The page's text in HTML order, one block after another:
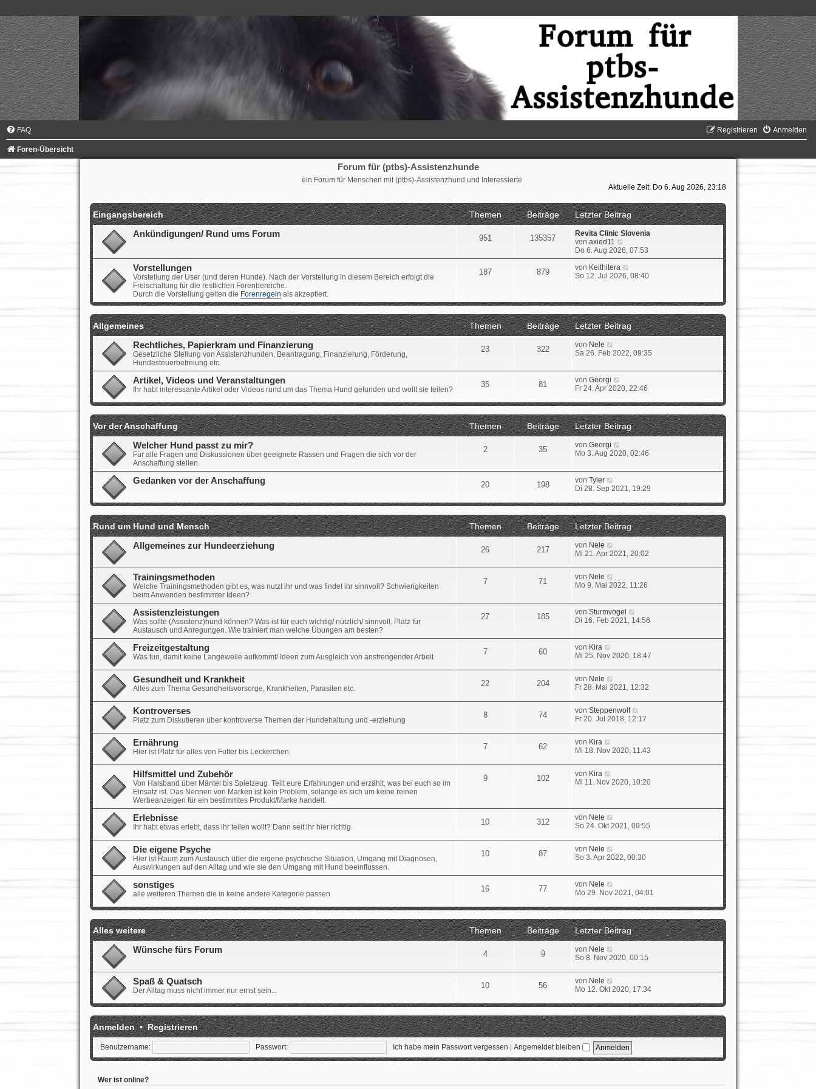
FAQ Anmelden
Registrieren
Foren-Übersicht
Forum für (ptbs)-Assistenzhunde
ein Forum für Menschen mit (ptbs)-Assistenzhund und Interessierte
Aktuelle Zeit: Do 6. Aug 2026, 23:18
Eingangsbereich Themen Beiträge
Letzter Beitrag
Ankündigungen/ Rund ums Forum
951 135357
Revita Clinic Slovenia
vonaxied11
e
u
e
s
r
e
i
t
a
Do 6. Aug 2026, 07:53
Vorstellungen
Vorstellung der User (und deren Hunde). Nach der Vorstellung in diesem Bereich erfolgt die
Freischaltung für die restlichen Forenbereiche.
Durch die Vorstellung gelten die Forenregeln als akzeptiert.
187 879 von Keithitera
e
s
e
r
B
r
g
So 12. Jul 2026, 08:40
Allgemeines Themen Beiträge
Letzter Beitrag
Rechtliches, Papierkram und Finanzierung
Gesetzliche Stellung von Assistenzhunden, Beantragung, Finanzierung, Förderung,
Hundesteuerbefreiung etc.
23 322 von Nele
e
e
s
t
r
e
i
t
r
a
Sa 26. Feb 2022, 09:35
Artikel, Videos und Veranstaltungen
Ihr habt interessante Artikel oder Videos rund um das Thema Hund gefunden und wollt sie teilen?
35 81 vonGeorgi
e
e
s
t
e
r
e
t
a
Fr 24. Apr 2020, 22:46
Vor der Anschaffung Themen Beiträge
Letzter Beitrag
Welcher Hund passt zu mir?
Für alle Fragen und Diskussionen über geeignete Rassen und Fragen die sich vor der
Anschaffung stellen.
2 35 vonGeorgi
e
e
t
r
e
i
t
a
Mo 3. Aug 2020, 02:46
Gedanken vor der Anschaffung 20 198 vonTyler
e
e
s
t
e
r
e
r
a
Di 28. Sep 2021, 19:29
Rund um Hund und Mensch Themen Beiträge
Letzter Beitrag
Allgemeines zur Hundeerziehung
26 217 von Nele
e
e
t
r
B
e
t
a
Mi 21. Apr 2021, 20:02
Trainingsmethoden
Welche Trainingsmethoden gibt es, was nutzt ihr und was findet ihr sinnvoll? Schwierigkeiten
beim Anwenden bestimmter Ideen?
7 71 von Nele
e
e
s
t
e
i
t
a
Mo 9. Mai 2022, 11:26
Assistenzleistungen
Was sollte (Assistenz)hund können? Was ist für euch wichtig/ nützlich/ sinnvoll. Platz für
Austausch und Anregungen. Wie trainiert man welche Übungen am besten?
27 185 vonSturmvogel
e
e
t
r
e
t
r
a
Di 16. Feb 2021, 14:56
Freizeitgestaltung
Was tun, damit keine Langeweile aufkommt/ Ideen zum Ausgleich von anstrengender Arbeit
7 60 von Kira
e
e
s
t
B
e
i
r
g
Mi 25. Nov 2020, 18:47
Gesundheit und Krankheit
Alles zum Thema Gesundheitsvorsorge, Krankheiten, Parasiten etc.
22 204 von Nele
e
e
s
t
B
e
i
r
Fr 28. Mai 2021, 12:32
Kontroverses
Platz zum Diskutieren über kontroverse Themen der Hundehaltung und -erziehung
8 74 vonSteppenwolf
e
e
t
B
e
r
g
Fr 20. Jul 2018, 12:17
Ernährung
Hier ist Platz für alles von Futter bis Leckerchen.
7 62 von Kira
e
e
t
B
e
i
r
a
g
Mi 18. Nov 2020, 11:43
Hilfsmittel und Zubehör
Von Halsband über Mäntel bis Spielzeug. Teilt eure Erfahrungen und erzählt, was bei euch so im
Einsatz ist. Das Nennen von Marken ist kein Problem, solange es sich um keine reinen
Werbeanzeigen für ein bestimmtes Produkt/Marke handelt.
9 102 von Kira
e
s
t
e
B
e
i
r
a
g
Mi 11. Nov 2020, 10:20
Erlebnisse
Ihr habt etwas erlebt, dass ihr teilen wollt? Dann seit ihr hier richtig.
10 312 von Nele
e
e
t
r
e
t
r
a
g
So 24. Okt 2021, 09:55
Die eigene Psyche
Hier ist Raum zum Austausch über die eigene psychische Situation, Umgang mit Diagnosen,
Auswirkungen auf den Alltag und wie sie den Umgang mit Hund beeinflussen.
10 87 von Nele
e
e
t
r
e
i
t
a
So 3. Apr 2022, 00:30
sonstiges
alle weiteren Themen die in keine andere Kategorie passen
16 77 von Nele
e
e
s
t
e
r
e
r
a
g
Mo 29. Nov 2021, 04:01
Alles weitere Themen Beiträge
Letzter Beitrag
Wünsche fürs Forum
4 9 von Nele
e
e
t
r
B
e
i
t
r
a
So 8. Nov 2020, 00:15
Spaß & Quatsch
Der Alltag muss nicht immer nur ernst sein...
10 56 von Nele
e
e
s
t
e
r
B
e
Mo 12. Okt 2020, 17:34
Anmelden•Registrieren
Benutzername: Passwort: Ich habe mein Passwort vergessen Angemeldet bleiben
Wer ist online?